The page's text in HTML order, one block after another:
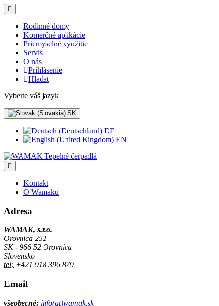
Rodinné domy
Komerčné aplikácie
Priemyselné využitie
Servis
O nás
Prihlásenie
Hladat
Vyberte váš jazyk
SK
DE
EN
Kontakt
O Wamaku
Adresa
WAMAK, s.r.o.
Orovnica 252
SK - 966 52 Orovnica
Slovensko
tel: +421 918 396 879
Email
všeobecné: info(at)wamak.sk